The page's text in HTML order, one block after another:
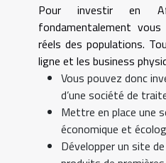
Pour investir en
fondamentalement
réels des populations.
ligne et les business
Vous pouvez donc
d’une société de
Mettre en place une
économique et
Développer un site